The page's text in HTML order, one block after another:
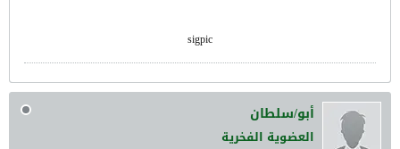
sigpic
أبو/سلطان
العضوية الفخرية